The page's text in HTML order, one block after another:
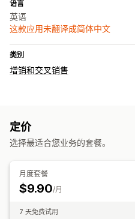
语言
英语
这款应用未翻译成简体中文
类别
增销和交叉销售
定价
选择最适合您业务的套餐。
月度套餐
$9.90/月
7 天免费试用